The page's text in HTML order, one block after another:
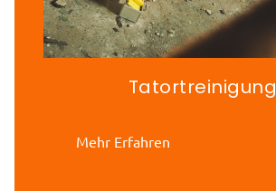
Tatortreinigung
Mehr Erfahren